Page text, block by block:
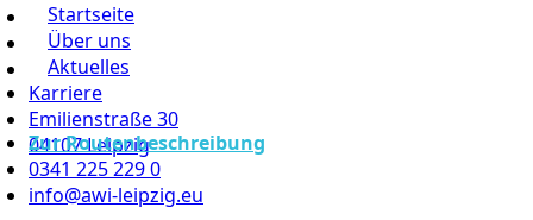
Startseite
Über uns
Aktuelles
Karriere
Emilienstraße 30
04107 Leipzig
Zur Routenbeschreibung
0341 225 229 0
info@awi-leipzig.eu